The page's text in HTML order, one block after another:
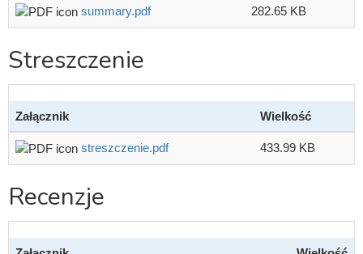
summary.pdf 282.65 KB
Streszczenie
Załącznik Wielkość
streszczenie.pdf 433.99 KB
Recenzje